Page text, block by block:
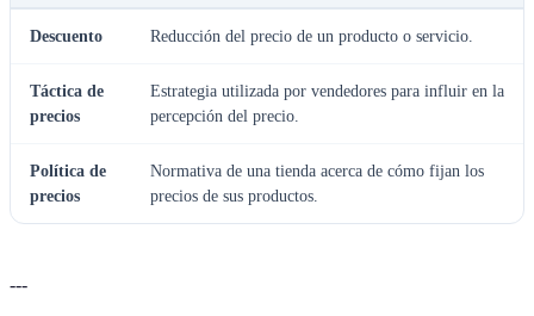
Descuento Reducción del precio de un producto o servicio.
Táctica de
precios
Estrategia utilizada por vendedores para influir en la
percepción del precio.
Política de
precios
Normativa de una tienda acerca de cómo fijan los
precios de sus productos.
---